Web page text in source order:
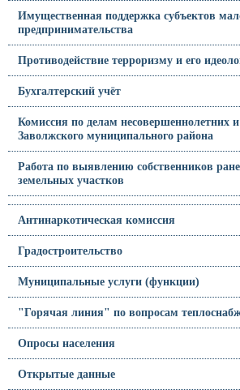
Имущественная поддержка субъектов
предпринимательства
Противодействие терроризму и его
Бухгалтерский учёт
Комиссия по делам несовершеннолетних
Заволжского муниципального района
Работа по выявлению собственников
земельных участков
Антинаркотическая комиссия
Градостроительство
Муниципальные услуги (функции)
"Горячая линия" по вопросам
Опросы населения
Открытые данные